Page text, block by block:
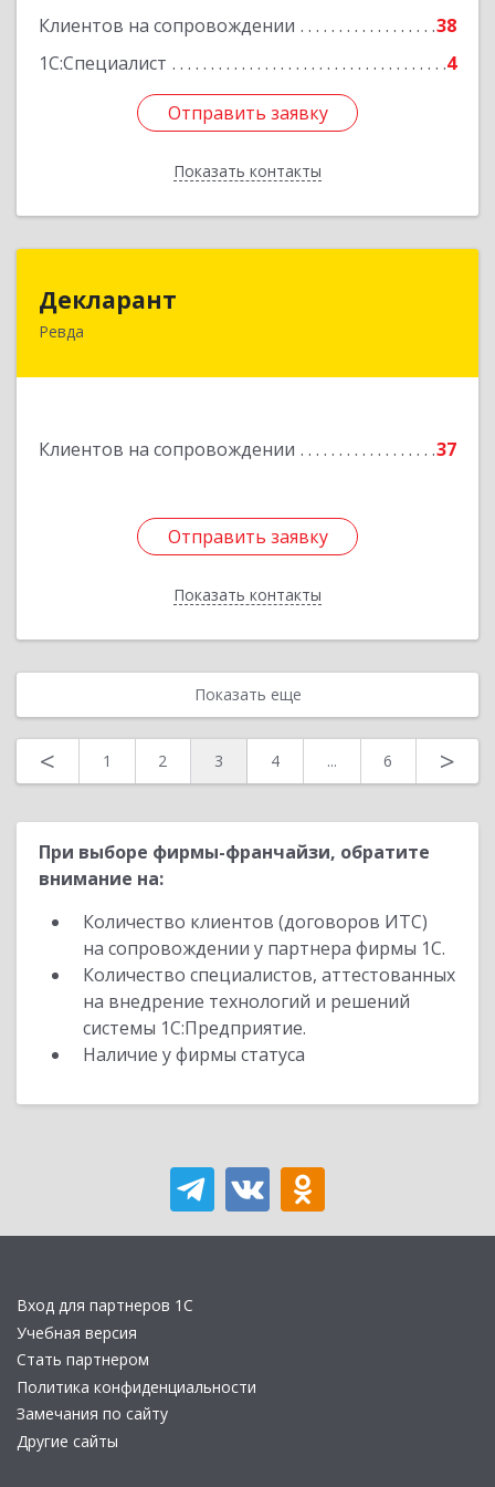
Клиентов на сопровождении
38
1С:Специалист
4
Отправить заявку
Показать контакты
Подробнее
Отправить заявку
Назад
Декларант
Ревда
Клиентов на сопровождении 37
Отправить заявку
Показать контакты
623280, Свердловская обл, Ревда г, Азина ул,
Отправить заявку
Назад
Показать еще
< 1 2 3 4 ... 6 >
При выборе фирмы-франчайзи, обратите
внимание на:
Количество клиентов (договоров ИТС)
на сопровождении у партнера фирмы 1С.
Количество специалистов, аттестованных
на внедрение технологий и решений
системы 1С:Предприятие.
Наличие у фирмы статуса
Вход для партнеров 1С
Учебная версия
Стать партнером
Политика конфиденциальности
Замечания по сайту
Другие сайты